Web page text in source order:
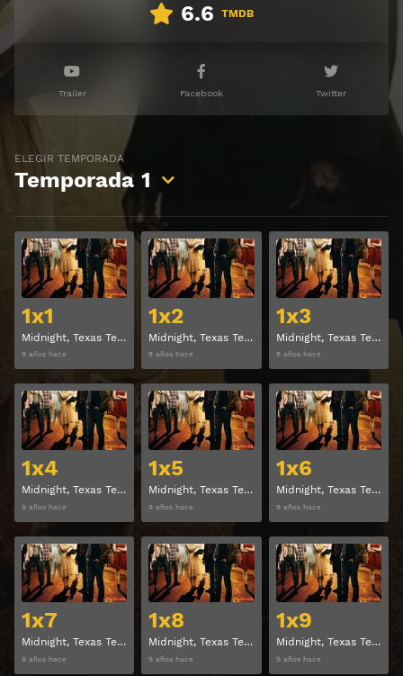
6.6 TMDB
Trailer Facebook Twitter
ELEGIR TEMPORADA
Temporada 1
1x1
Midnight, Texas Temporada 1 Capitulo 1
9 años hace
Ver
1x2
Midnight, Texas Temporada 1 Capitulo 2
9 años hace
Ver
1x3
Midnight, Texas Temporada 1 Capitulo 3
9 años hace
1x4
Midnight, Texas Temporada 1 Capitulo 4
9 años hace
Ver
1x5
Midnight, Texas Temporada 1 Capitulo 5
9 años hace
Ver
1x6
Midnight, Texas Temporada 1 Capitulo 6
9 años hace
1x7
Midnight, Texas Temporada 1 Capitulo 7
9 años hace
Ver
1x8
Midnight, Texas Temporada 1 Capitulo 8
9 años hace
Ver
1x9
Midnight, Texas Temporada 1 Capitulo 9
9 años hace